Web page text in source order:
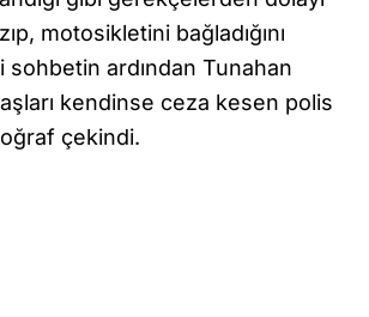
motosikletini bağladığını
sohbetin ardından Tunahan
kendinse ceza kesen polis
çekindi.